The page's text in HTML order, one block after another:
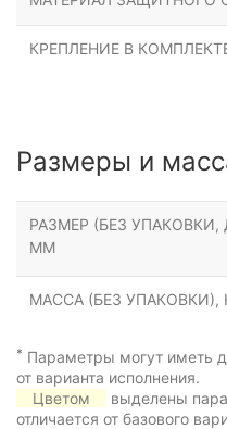
КРЕПЛЕНИЕ В
Размеры и
РАЗМЕР (БЕЗ УПАКОВКИ,
ММ
МАССА (БЕЗ УПАКОВКИ),
* Параметры могут иметь
от варианта исполнения.
Цветом
выделены
отличается от базового